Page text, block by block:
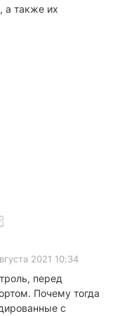
а также их
2021 10:34
перед
Почему тогда
с